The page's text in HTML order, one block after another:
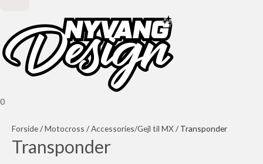
0
Forside/Motocross /Accessories/Gejl til MX/ Transponder
Transponder